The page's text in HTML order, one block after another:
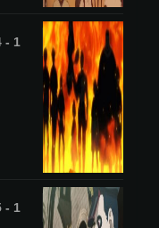
1 - 4
1 - 5